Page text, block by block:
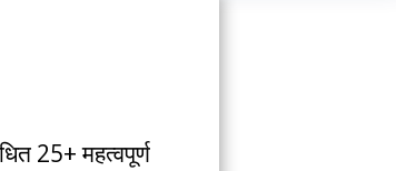
25+ महत्वपूर्ण